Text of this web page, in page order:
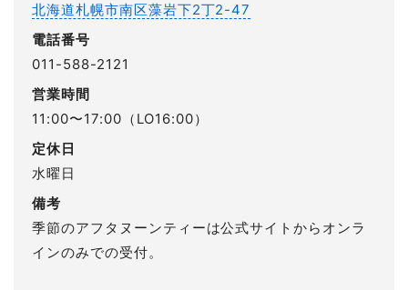
北海道札幌市南区藻岩下2丁2-47
電話番号
011-588-2121
営業時間
11:00〜17:00（LO16:00）
定休日
水曜日
備考
季節のアフタヌーンティーは公式サイトからオンラ
インのみでの受付。